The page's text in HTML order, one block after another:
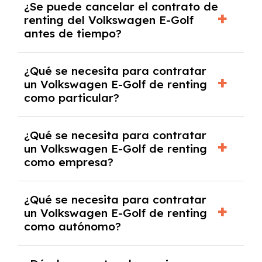
tendrás que pagar ningún tipo de entrada
salvo en casos que lo exija el proveedor
debido al resultado del estudio de viabilidad
económica.
¿Se puede cancelar el contrato de
renting del Volkswagen E-Golf
antes de tiempo?
pero puede haber penalizaciones por
cancelación anticipada. Es importante revisar
las condiciones del contrato y hablar con un
experto que te asesore.
¿Qué se necesita para contratar
un Volkswagen E-Golf de renting
como particular?
y, en algunos casos, una consulta de solvencia
crediticia y un pago inicial.
¿Qué se necesita para contratar
un Volkswagen E-Golf de renting
como empresa?
documentación financiera y, en algunos
casos, un informe de solvencia de la empresa
y un pago inicial.
¿Qué se necesita para contratar
un Volkswagen E-Golf de renting
como autónomo?